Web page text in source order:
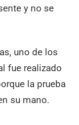
y no se
uno de los
fue realizado
la prueba
su mano.